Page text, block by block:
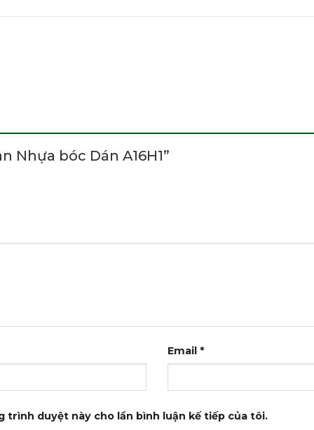
Nhựa bóc Dán A16H1”
Email *
duyệt này cho lần bình luận kế tiếp của tôi.